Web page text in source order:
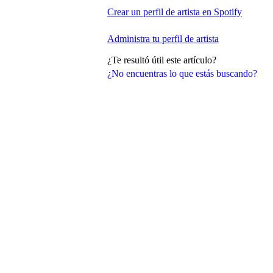
¿No encuentras lo que estás buscando?
Crear un perfil de artista en Spotify
Administra tu perfil de artista
¿Te resultó útil este artículo?